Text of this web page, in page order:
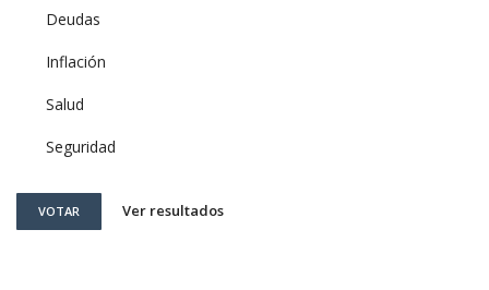
Deudas
Inflación
Salud
Seguridad
VOTAR Ver resultados